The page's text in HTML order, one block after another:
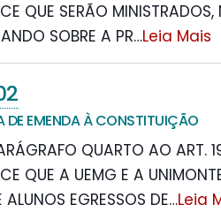
QUE SERÃO
SOBRE A PR…Leia Mais
DE EMENDA À CONSTITUIÇÃO
QUARTO AO ART.
QUE A UEMG E A
EGRESSOS DE…Leia